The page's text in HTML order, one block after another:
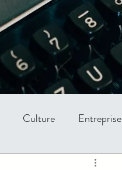
Culture Entreprise